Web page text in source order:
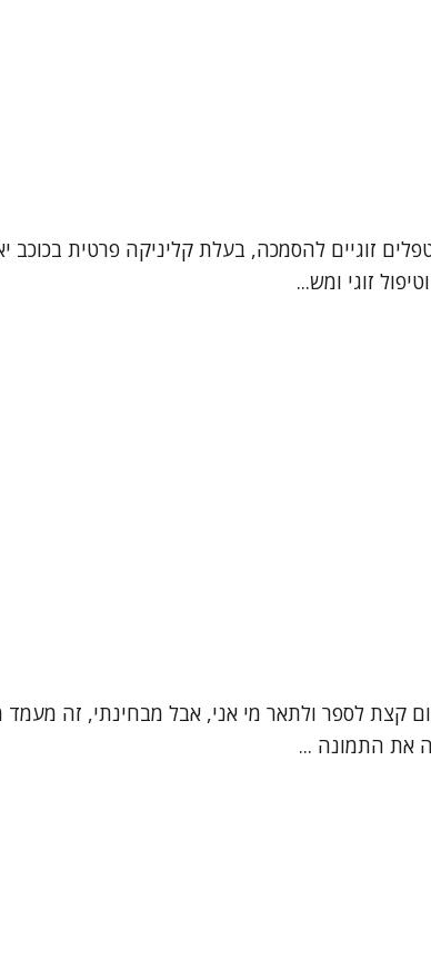
זוגיים להסמכה, בעלת קליניקה פרטית
קצת לספר ולתאר מי אני, אבל מבחינתי, זה
את התמונה ...